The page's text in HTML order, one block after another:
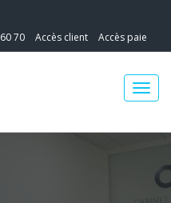
70 Accès client Accès paie